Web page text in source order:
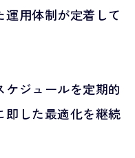
用体制が定着して
ジュールを定期的
即した最適化を継続